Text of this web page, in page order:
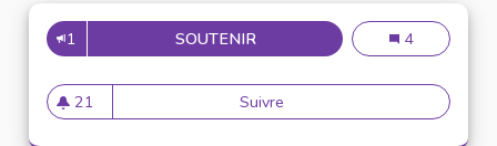
1 SOUTENIRLUTTER CONTRE LALutter contre
4
21
21 abonnés
Suivre Lutter contre la